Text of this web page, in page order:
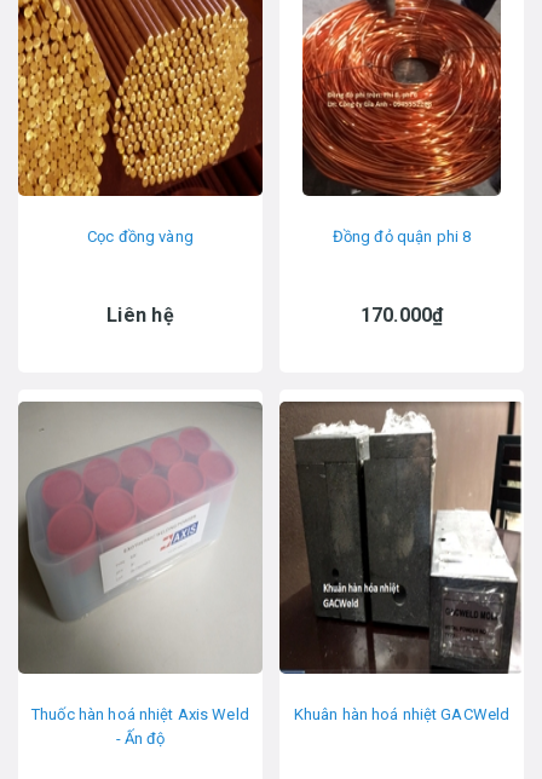
Cọc đồng vàng
Liên hệ
Đồng đỏ quận phi 8
170.000₫
Thuốc hàn hoá nhiệt Axis Weld
- Ấn độ
Khuân hàn hoá nhiệt GACWeld